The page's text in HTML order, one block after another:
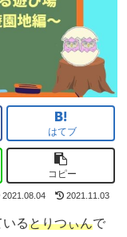
はてブ
コピー
2021.08.04 2021.11.03
るとりつぃんで